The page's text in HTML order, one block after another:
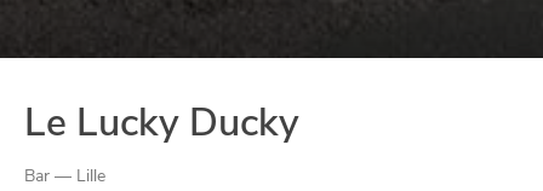
Le Lucky Ducky
Bar — Lille